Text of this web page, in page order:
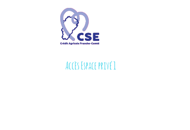
Accès Espace privé 1